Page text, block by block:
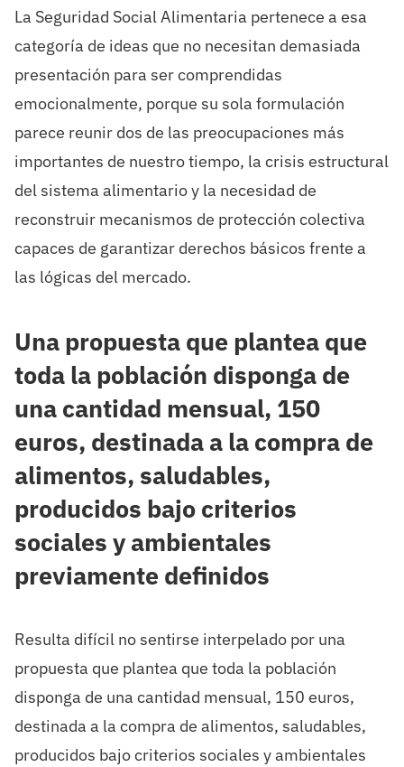
La Seguridad Social Alimentaria pertenece a esa
categoría de ideas que no necesitan demasiada
presentación para ser comprendidas
emocionalmente, porque su sola formulación
parece reunir dos de las preocupaciones más
importantes de nuestro tiempo, la crisis estructural
del sistema alimentario y la necesidad de
reconstruir mecanismos de protección colectiva
capaces de garantizar derechos básicos frente a
las lógicas del mercado.
Una propuesta que plantea que
toda la población disponga de
una cantidad mensual, 150
euros, destinada a la compra de
alimentos, saludables,
producidos bajo criterios
sociales y ambientales
previamente definidos
Resulta difícil no sentirse interpelado por una
propuesta que plantea que toda la población
disponga de una cantidad mensual, 150 euros,
destinada a la compra de alimentos, saludables,
producidos bajo criterios sociales y ambientales